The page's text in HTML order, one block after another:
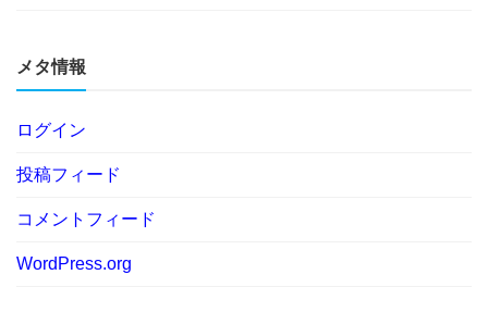
メタ情報
ログイン
投稿フィード
コメントフィード
WordPress.org